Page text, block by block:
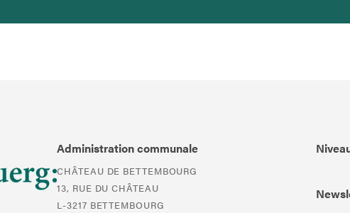
Administration communale
CHÂTEAU DE BETTEMBOURG
13, RUE DU CHÂTEAU
L-3217 BETTEMBOURG